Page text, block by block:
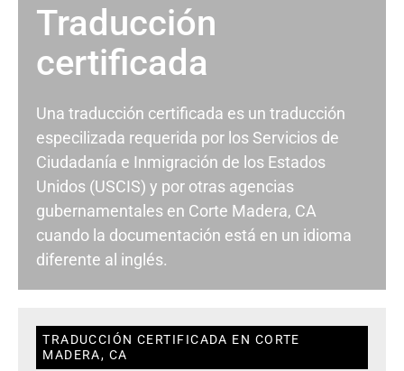
Traducción
certificada
Una traducción certificada es un traducción
especilizada requerida por los Servicios de
Ciudadanía e Inmigración de los Estados
Unidos (USCIS) y por otras agencias
gubernamentales en Corte Madera, CA
cuando la documentación está en un idioma
diferente al inglés.
TRADUCCIÓN CERTIFICADA EN CORTE
MADERA, CA